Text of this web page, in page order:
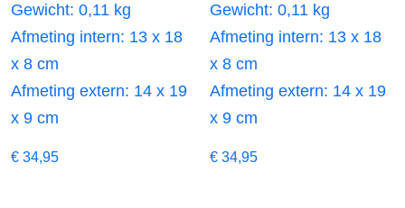
Gewicht: 0,11 kg
Afmeting intern: 13 x 18
x 8 cm
Afmeting extern: 14 x 19
x 9 cm
€ 34,95
Gewicht: 0,11 kg
Afmeting intern: 13 x 18
x 8 cm
Afmeting extern: 14 x 19
x 9 cm
€ 34,95